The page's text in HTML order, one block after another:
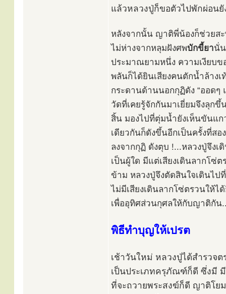
แล้วหลวงปู่ก็ขอตัวไปพักผ่อน
หลังจากนั้น ญาติพี่น้องก็ช่วยสะ
ไม่ห่างจากหลุมฝังศพบักขี้ยานั่
ประมาณยามหนึ่ง ความเงียบข
พลันก็ได้ยินเสียงคนตักน้ำล้าง
กระดานด้านนอกกุฏิดัง “ออดๆ
วัดที่เคยรู้จักกันมาเยี่ยมจึงลุกขึ้
สิ้น มองไปที่ตุ่มน้ำยังเห็นขันแก
เดียวกันก็ดังขึ้นอีกเป็นครั้งที่ส
ลงจากกุฏิ ดังตุบ !...หลวงปู่จึงเ
เป็นผู้ใด มีแต่เสียงเดินลากโซ่
ข้าม หลวงปู่จึงตัดสินใจเดินไป
ไม่มีเสียงเดินลากโซ่ตรวนให้ไ
เพื่ออุทิศส่วนกุศลให้กับญาติกัน
พิธีทำบุญให้เปรต
เช้าวันใหม่ หลวงปู่ได้สำรวจ
เป็นประเภทครุภัณฑ์ก็ดี ซึ่งมี
ที่จะถวายพระสงฆ์ก็ดี ญาติโย